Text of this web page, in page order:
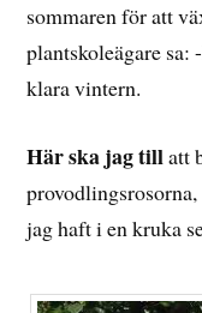
sommaren för att
plantskoleägare
klara vintern.
Här ska jag tillatt
provodlingsrosorna,
jag haft i en kruka